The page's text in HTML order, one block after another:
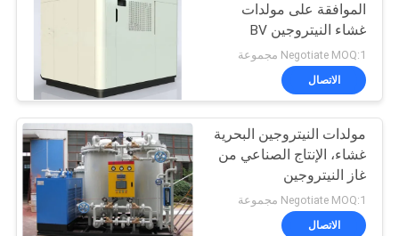
معلومات
جولة
المصنع
مراقبة
الموافقة على مولدات
غشاء النيتروجين BV
Negotiate MOQ:1 مجموعة
الاتصال
مولدات النيتروجين البحرية
غشاء، الإنتاج الصناعي من
غاز النيتروجين
Negotiate MOQ:1 مجموعة
الاتصال